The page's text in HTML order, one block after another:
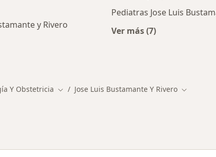
y Rivero
Pediatras Jose Luis
Ver más (7)
Y Obstetricia Cambiar de ciudad
Jose Luis Bustamante Y Rivero Cambiar